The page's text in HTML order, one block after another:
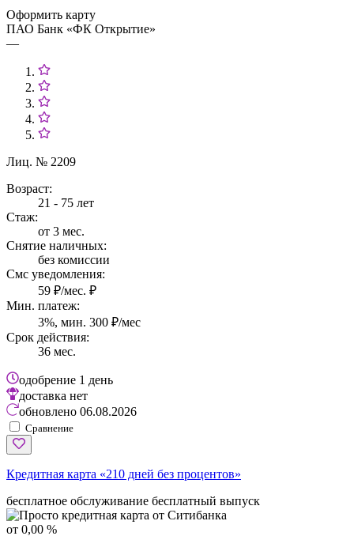
Оформить карту
ПАО Банк «ФК Открытие»
—
Лиц. № 2209
Возраст:
21 - 75 лет
Стаж:
от 3 мес.
Снятие наличных:
без комиссии
Смс уведомления:
59 ₽/мес. ₽
Мин. платеж:
3%, мин. 300 ₽/мес
Срок действия:
36 мес.
одобрение 1 день
доставка нет
обновлено 06.08.2026
Сравнение
Кредитная карта «210 дней без процентов»
бесплатное обслуживание бесплатный выпуск
от 0,00 %